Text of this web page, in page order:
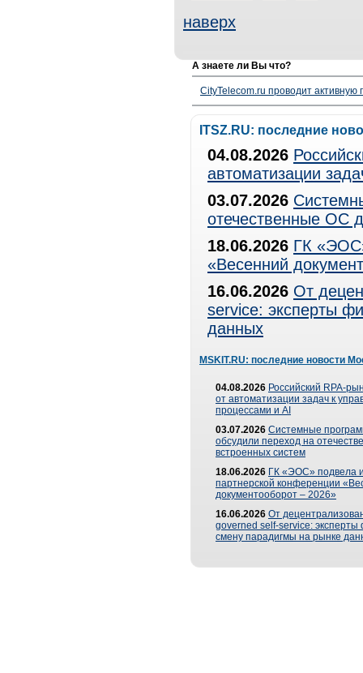
наверх
А знаете ли Вы что?
CityTelecom.ru проводит активную
ITSZ.RU: последние
04.08.2026
автоматизации
03.07.2026
отечественные ОС
18.06.2026 ГК
«Весенний
16.06.2026 От
service: эксперты
данных
MSKIT.RU: последние новости
04.08.2026 Российский RPA-
от автоматизации задач к
процессами и AI
03.07.2026 Системные
обсудили переход на
встроенных систем
18.06.2026 ГК «ЭОС» подвела
партнерской конференции
документооборот – 2026»
16.06.2026 От
governed self-service: эксперты
смену парадигмы на рынке